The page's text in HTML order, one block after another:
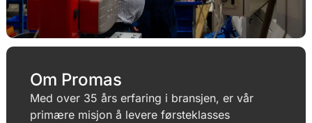
Om Promas
Med over 35 års erfaring i bransjen, er vår
primære misjon å levere førsteklasses